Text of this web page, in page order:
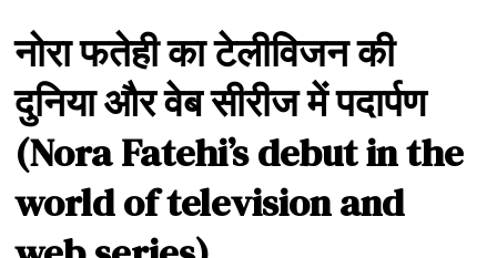
नोराफतेहीकाटेलीविजनकी
दुनियाऔरवेबसीरीजमेंपदार्पण
(Nora Fatehi’s debut in the
world of television and